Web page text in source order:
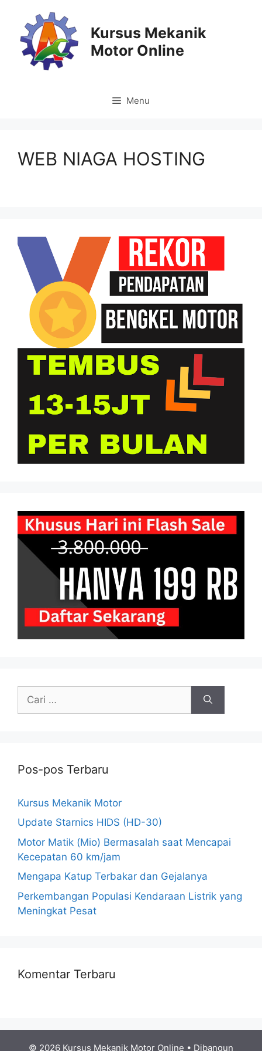
Kursus Mekanik
Motor Online
Menu
WEB NIAGA HOSTING
untuk:
Pos-pos Terbaru
Kursus Mekanik Motor
Update Starnics HIDS (HD-30)
Motor Matik (Mio) Bermasalah saat Mencapai
Kecepatan 60 km/jam
Mengapa Katup Terbakar dan Gejalanya
Perkembangan Populasi Kendaraan Listrik yang
Meningkat Pesat
Komentar Terbaru
© 2026 Kursus Mekanik Motor Online • Dibangun